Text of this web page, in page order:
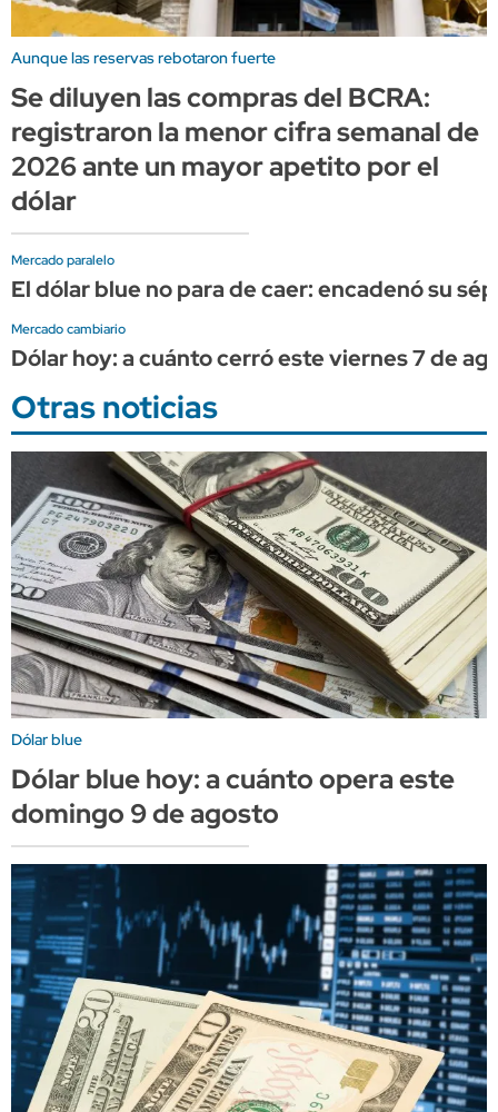
Aunque las reservas rebotaron fuerte
Se diluyen las compras del BCRA:
registraron la menor cifra semanal de
2026 ante un mayor apetito por el
dólar
Mercado paralelo
El dólar blue no para de caer: encadenó su
Mercado cambiario
Dólar hoy: a cuánto cerró este viernes 7 de
Otras noticias
Dólar blue
Dólar blue hoy: a cuánto opera este
domingo 9 de agosto